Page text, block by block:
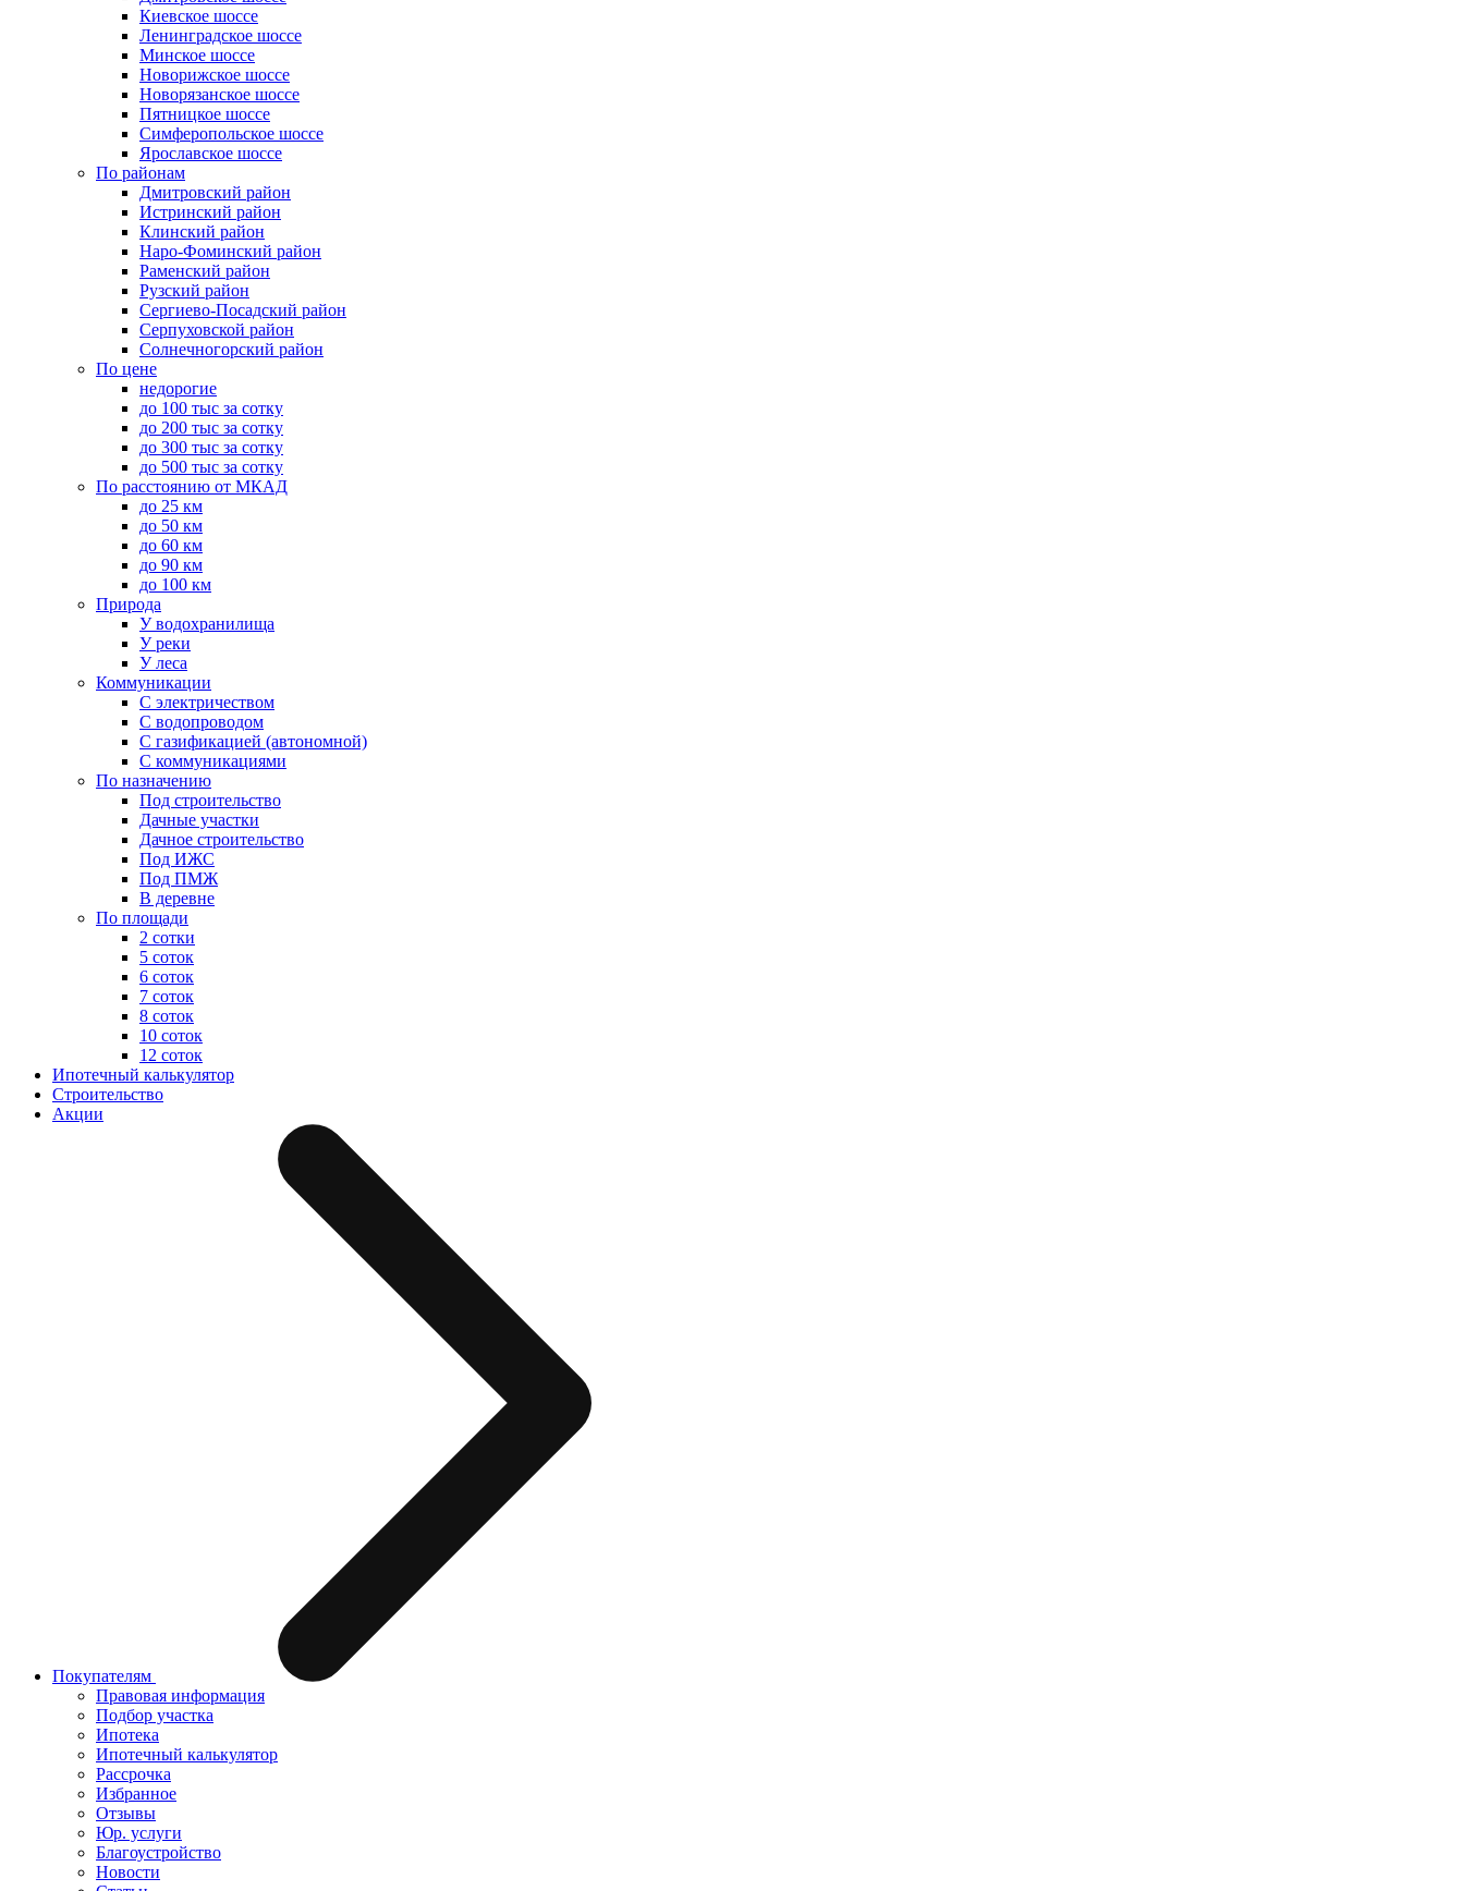
Киевское шоссе
Ленинградское шоссе
Минское шоссе
Новорижское шоссе
Новорязанское шоссе
Пятницкое шоссе
Симферопольское шоссе
Ярославское шоссе
По районам
Дмитровский район
Истринский район
Клинский район
Наро-Фоминский район
Раменский район
Рузский район
Сергиево-Посадский район
Серпуховской район
Солнечногорский район
По цене
недорогие
до 100 тыс за сотку
до 200 тыс за сотку
до 300 тыс за сотку
до 500 тыс за сотку
По расстоянию от МКАД
до 25 км
до 50 км
до 60 км
до 90 км
до 100 км
Природа
У водохранилища
У реки
У леса
Коммуникации
С электричеством
С водопроводом
С газификацией (автономной)
С коммуникациями
По назначению
Под строительство
Дачные участки
Дачное строительство
Под ИЖС
Под ПМЖ
В деревне
По площади
2 сотки
5 соток
6 соток
7 соток
8 соток
10 соток
12 соток
Ипотечный калькулятор
Строительство
Акции
Покупателям
Правовая информация
Подбор участка
Ипотека
Ипотечный калькулятор
Рассрочка
Избранное
Отзывы
Юр. услуги
Благоустройство
Новости